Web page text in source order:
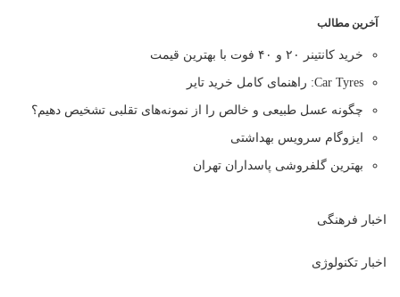
آخرین مطالب
خرید کانتینر ۲۰ و ۴۰ فوت با بهترین قیمت
Car Tyres: راهنمای کامل خرید تایر
چگونه عسل طبیعی و خالص را از نمونه‌های تقلبی تشخیص دهیم؟
ایزوگام سرویس بهداشتی
بهترین گلفروشی پاسداران تهران
اخبار فرهنگی
اخبار تکنولوژی